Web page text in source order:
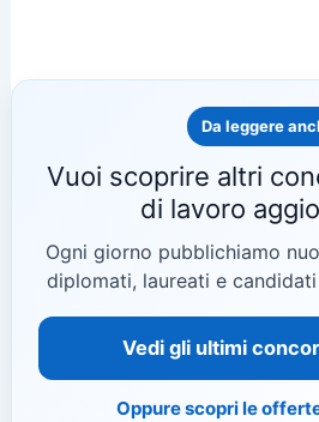
Da leggere
Vuoi scoprire altri
di lavoro
Ogni giorno pubblichiamo
diplomati, laureati e
Vedi gli ultimi
Oppure scopri le